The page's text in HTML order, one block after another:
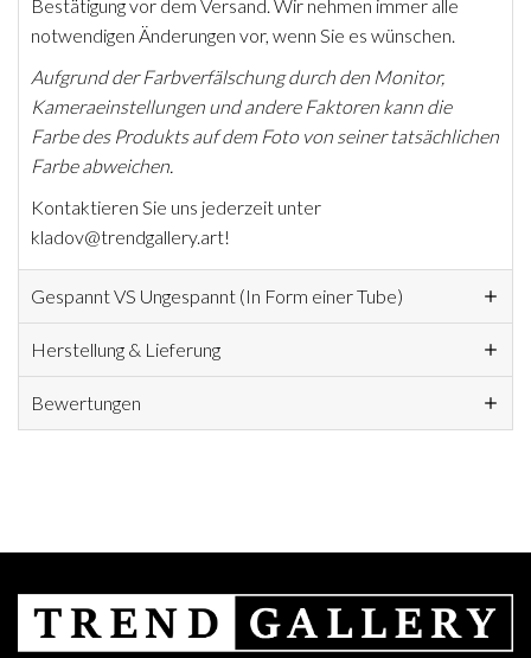
Bestätigung vor dem Versand. Wir nehmen immer alle
notwendigen Änderungen vor, wenn Sie es wünschen.
Aufgrund der Farbverfälschung durch den Monitor,
Kameraeinstellungen und andere Faktoren kann die
Farbe des Produkts auf dem Foto von seiner tatsächlichen
Farbe abweichen.
Kontaktieren Sie uns jederzeit unter
kladov@trendgallery.art!
Gespannt VS Ungespannt (In Form einer Tube)
Herstellung & Lieferung
Bewertungen